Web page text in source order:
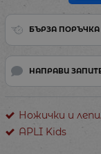
БЪРЗА ПОРЪЧКА
НАПРАВИ
Ножички и
APLI Kids